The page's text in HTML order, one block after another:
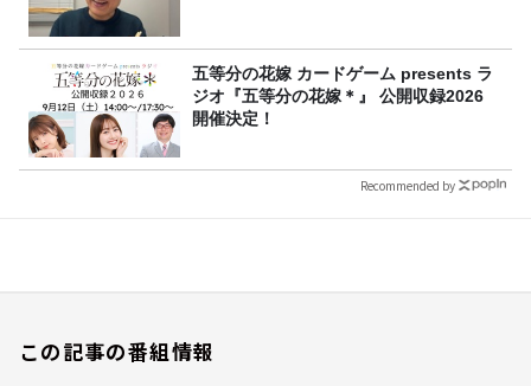
五等分の花嫁 カードゲーム presents ラ
ジオ『五等分の花嫁＊』 公開収録2026
開催決定！
Recommended by
この記事の番組情報